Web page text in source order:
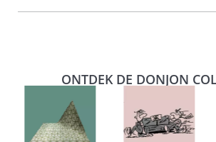
ONTDEK DE DONJON